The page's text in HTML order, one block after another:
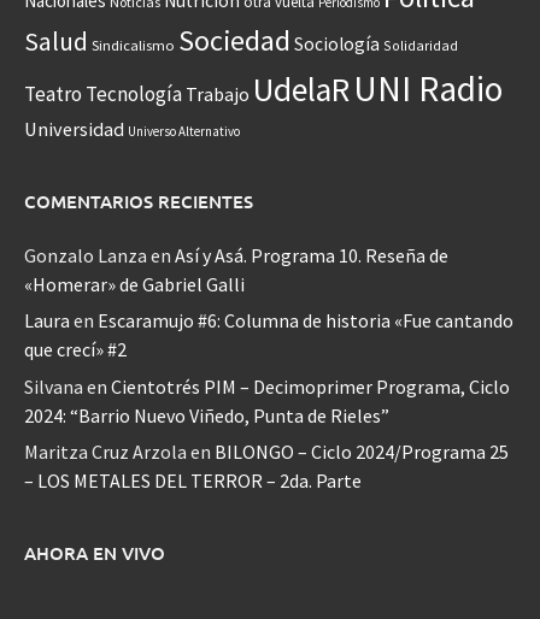
Salud Sindicalismo Sociedad Sociología Solidaridad
Teatro Tecnología Trabajo UdelaRUNI Radio
Universidad Universo Alternativo
COMENTARIOS RECIENTES
Gonzalo Lanza en Así y Asá. Programa 10. Reseña de
«Homerar» de Gabriel Galli
Laura en Escaramujo #6: Columna de historia «Fue cantando
que crecí» #2
Silvana en Cientotrés PIM – Decimoprimer Programa, Ciclo
2024: “Barrio Nuevo Viñedo, Punta de Rieles”
Maritza Cruz Arzola en BILONGO – Ciclo 2024/Programa 25
– LOS METALES DEL TERROR – 2da. Parte
AHORA EN VIVO